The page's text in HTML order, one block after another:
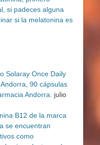
Solaray Once Daily
90 cápsulas
Andorra.
julio
B12 de la marca
se encuentran
como